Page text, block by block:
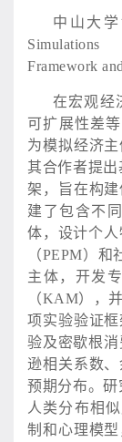
中山大
Framework
在宏观经
可扩展性差
为模拟经济
其合作者提
架，旨在构
建了包含不
体，设计个
（PEPM）
主体，开发
（KAM），
项实验验证
验及密歇根
逊相关系数
预期分布。
人类分布相
制和心理模